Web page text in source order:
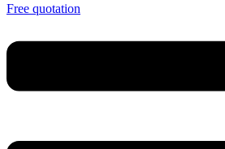
Free quotation